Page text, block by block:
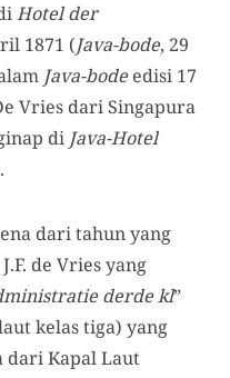
Hotel der
1871 (Java-bode, 29
Java-bodeedisi 17
Vries dari Singapura
di Java-Hotel
dari tahun yang
de Vries yang
derde kl”
kelas tiga) yang
dari Kapal Laut